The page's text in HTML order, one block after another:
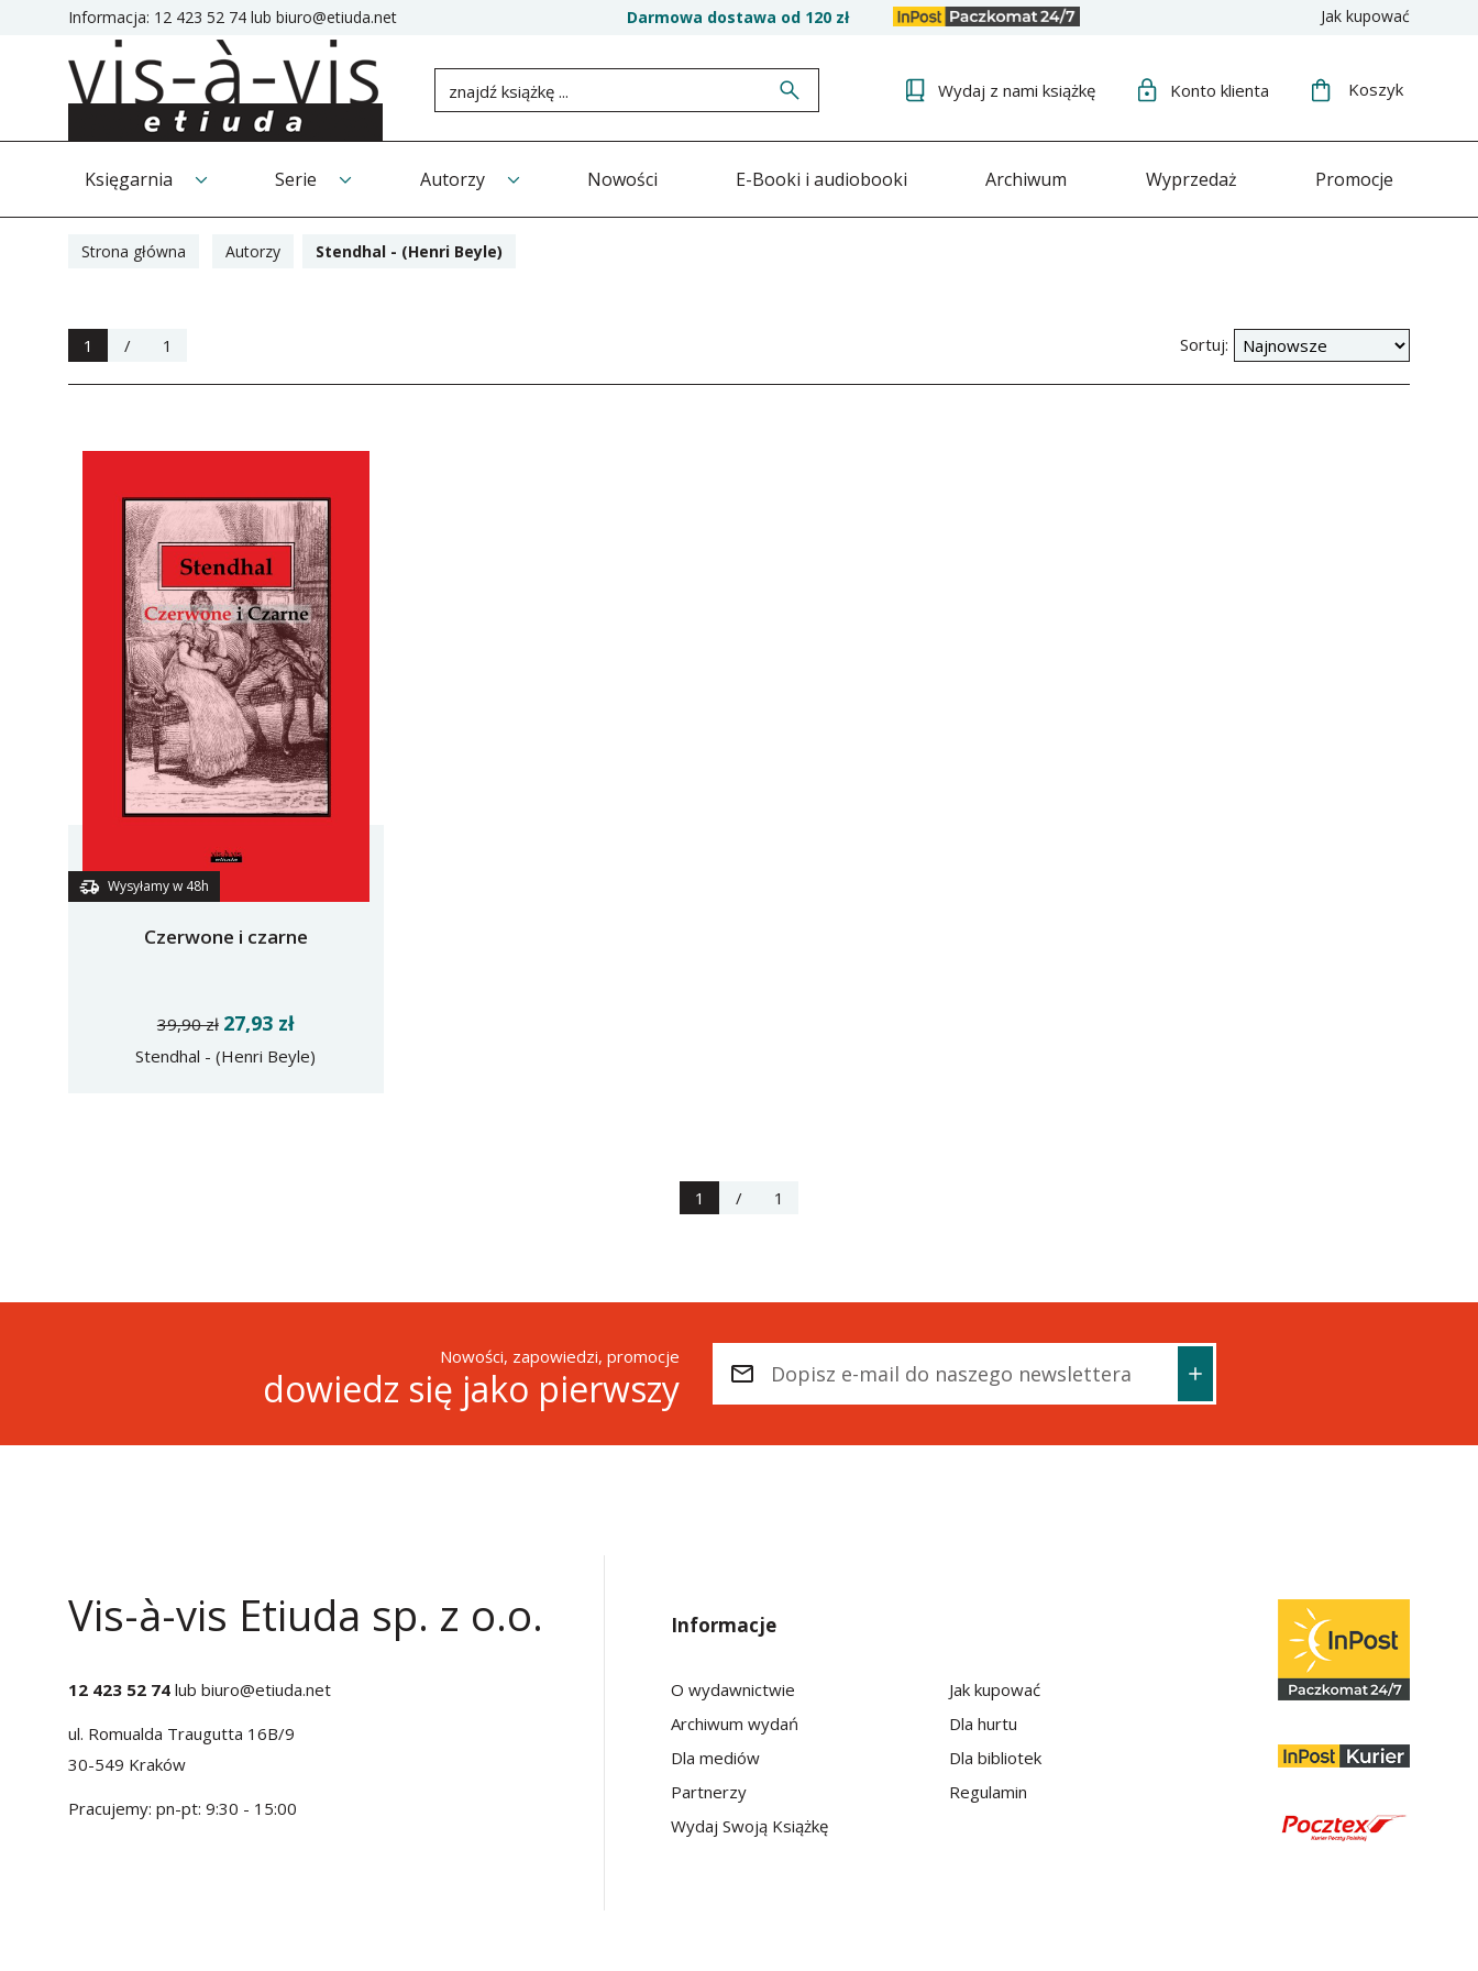
Informacja: 12 423 52 74 lub biuro@etiuda.net Darmowa dostawa od 120 zł Jak kupować
Wydaj z nami książkę Konto klienta Koszyk
Księgarnia Serie Autorzy Nowości E-Booki i audiobooki Archiwum Wyprzedaż Promocje
Strona główna Autorzy Stendhal - (Henri Beyle)
1 / 1 Sortuj:
Wysyłamy w 48h
Czerwone i czarne
39,90 zł 27,93 zł
Stendhal - (Henri Beyle)
1 / 1
Nowości, zapowiedzi, promocje
dowiedz się jako pierwszy
Vis-à-vis Etiuda sp. z o.o.
12 423 52 74 lub biuro@etiuda.net
ul. Romualda Traugutta 16B/9
30-549 Kraków
Pracujemy: pn-pt: 9:30 - 15:00
Informacje
O wydawnictwie
Archiwum wydań
Dla mediów
Partnerzy
Wydaj Swoją Książkę
Jak kupować
Dla hurtu
Dla bibliotek
Regulamin